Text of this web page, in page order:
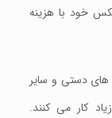
خود با هزینه
دستی و سایر
کار می کنند.